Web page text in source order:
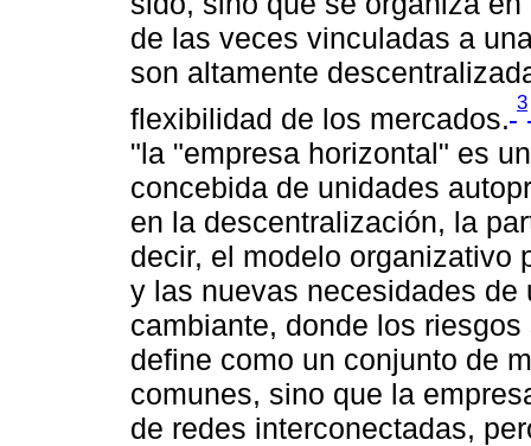
de las veces vinculadas a
son altamente
flexibilidad de los mercados.
3
"la "empresa horizontal" es
concebida de unidades
en la descentralización, la
decir, el modelo organizativo
y las nuevas necesidades
cambiante, donde los
define como un conjunto de
comunes, sino que la
de redes interconectadas,